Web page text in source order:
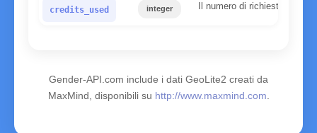
credits_used integer Il numero di richieste
Gender-API.com include i dati GeoLite2 creati da
MaxMind, disponibili su http://www.maxmind.com